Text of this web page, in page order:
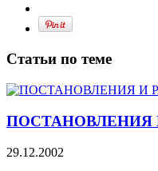
Статьи по теме
ПОСТАНОВЛЕНИЯ
29.12.2002